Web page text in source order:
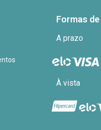
Formas
A prazo
À vista